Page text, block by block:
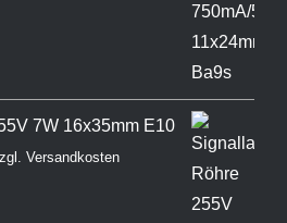
7W 16x35mm E10
Versandkosten